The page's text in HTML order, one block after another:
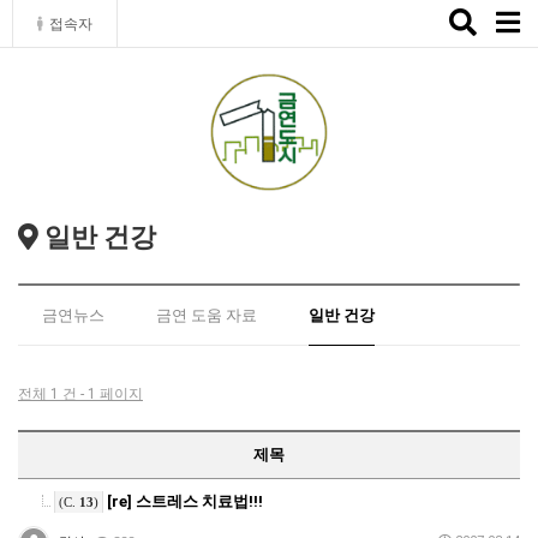
접속자
Toggle
일반 건강
금연뉴스 금연 도움 자료 일반 건강
전체 1 건 - 1 페이지
제목
(C. 13) [re] 스트레스 치료법!!!